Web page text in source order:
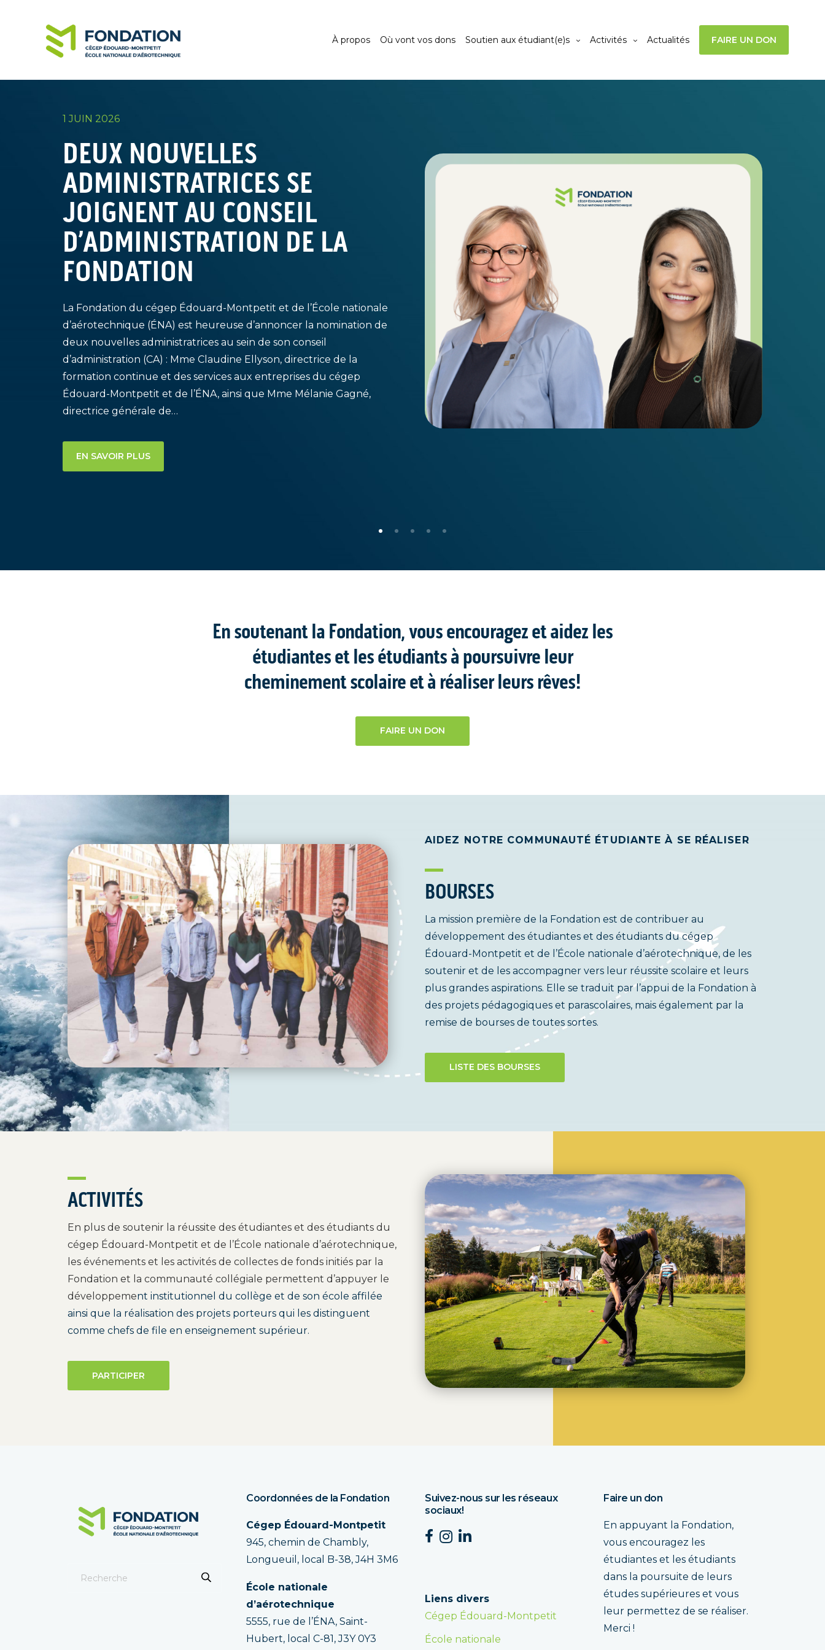
À propos Où vont vos dons Soutien aux étudiant(e)s Activités Actualités FAIRE UN DON
1 JUIN 2026
DEUX NOUVELLES
ADMINISTRATRICES SE
JOIGNENT AU CONSEIL
D’ADMINISTRATION DE LA
FONDATION
La Fondation du cégep Édouard-Montpetit et de l’École nationale
d’aérotechnique (ÉNA) est heureuse d’annoncer la nomination de
deux nouvelles administratrices au sein de son conseil
d’administration (CA) : Mme Claudine Ellyson, directrice de la
formation continue et des services aux entreprises du cégep
Édouard-Montpetit et de l’ÉNA, ainsi que Mme Mélanie Gagné,
directrice générale de…
EN SAVOIR PLUS
En soutenant la Fondation, vous encouragez et aidez les
étudiantes et les étudiants à poursuivre leur
cheminement scolaire et à réaliser leurs rêves!
FAIRE UN DON
AIDEZ NOTRE COMMUNAUTÉ ÉTUDIANTE À SE RÉALISER
BOURSES
La mission première de la Fondation est de contribuer au
développement des étudiantes et des étudiants du cégep
Édouard-Montpetit et de l’École nationale d’aérotechnique, de les
soutenir et de les accompagner vers leur réussite scolaire et leurs
plus grandes aspirations. Elle se traduit par l’appui de la Fondation à
des projets pédagogiques et parascolaires, mais également par la
remise de bourses de toutes sortes.
LISTE DES BOURSES
ACTIVITÉS
En plus de soutenir la réussite des étudiantes et des étudiants du
cégep Édouard-Montpetit et de l’École nationale d’aérotechnique,
les événements et les activités de collectes de fonds initiés par la
Fondation et la communauté collégiale permettent d’appuyer le
développement institutionnel du collège et de son école affilée
ainsi que la réalisation des projets porteurs qui les distinguent
comme chefs de file en enseignement supérieur.
PARTICIPER
Coordonnées de la Fondation
Cégep Édouard-Montpetit
945, chemin de Chambly,
Longueuil, local B-38, J4H 3M6
École nationale
d’aérotechnique
5555, rue de l’ÉNA, Saint-
Hubert, local C-81, J3Y 0Y3
Suivez-nous sur les réseaux
sociaux!
Liens divers
Cégep Édouard-Montpetit
École nationale
Faire un don
En appuyant la Fondation,
vous encouragez les
étudiantes et les étudiants
dans la poursuite de leurs
études supérieures et vous
leur permettez de se réaliser.
Merci !